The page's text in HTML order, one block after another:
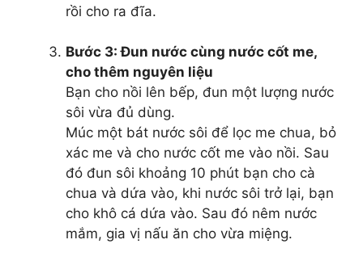
rồi cho ra đĩa.
Bước 3: Đun nước cùng nước cốt me,
cho thêm nguyên liệu
Bạn cho nồi lên bếp, đun một lượng nước
sôi vừa đủ dùng.
Múc một bát nước sôi để lọc me chua, bỏ
xác me và cho nước cốt me vào nồi. Sau
đó đun sôi khoảng 10 phút bạn cho cà
chua và dứa vào, khi nước sôi trở lại, bạn
cho khô cá dứa vào. Sau đó nêm nước
mắm, gia vị nấu ăn cho vừa miệng.